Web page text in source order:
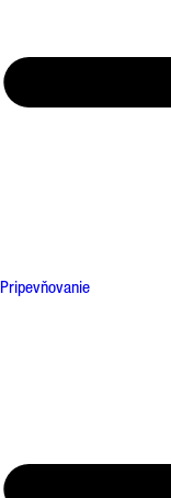
Pripevňovanie